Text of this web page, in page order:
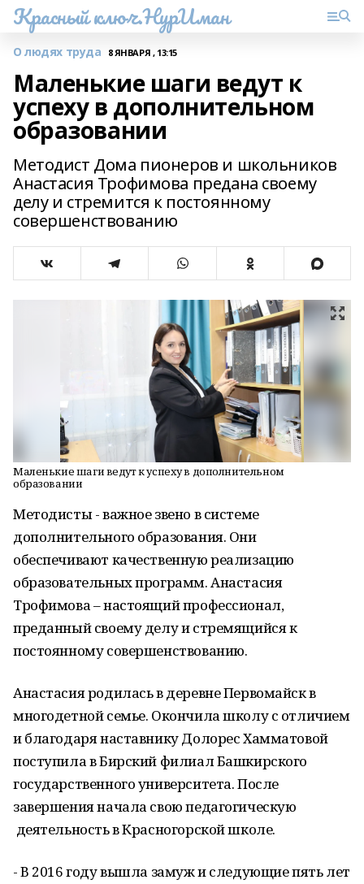
Красный ключ.НурИман
О людях труда 8 ЯНВАРЯ , 13:15
Маленькие шаги ведут к
успеху в дополнительном
образовании
Методист Дома пионеров и школьников
Анастасия Трофимова предана своему
делу и стремится к постоянному
совершенствованию
Маленькие шаги ведут к успеху в дополнительном
образовании
Методисты - важное звено в системе
дополнительного образования. Они
обеспечивают качественную реализацию
образовательных программ. Анастасия
Трофимова – настоящий профессионал,
преданный своему делу и стремящийся к
постоянному совершенствованию.
Анастасия родилась в деревне Первомайск в
многодетной семье. Окончила школу с отличием
и благодаря наставнику Долорес Хамматовой
поступила в Бирский филиал Башкирского
государственного университета. После
завершения начала свою педагогическую
деятельность в Красногорской школе.
- В 2016 году вышла замуж и следующие пять лет